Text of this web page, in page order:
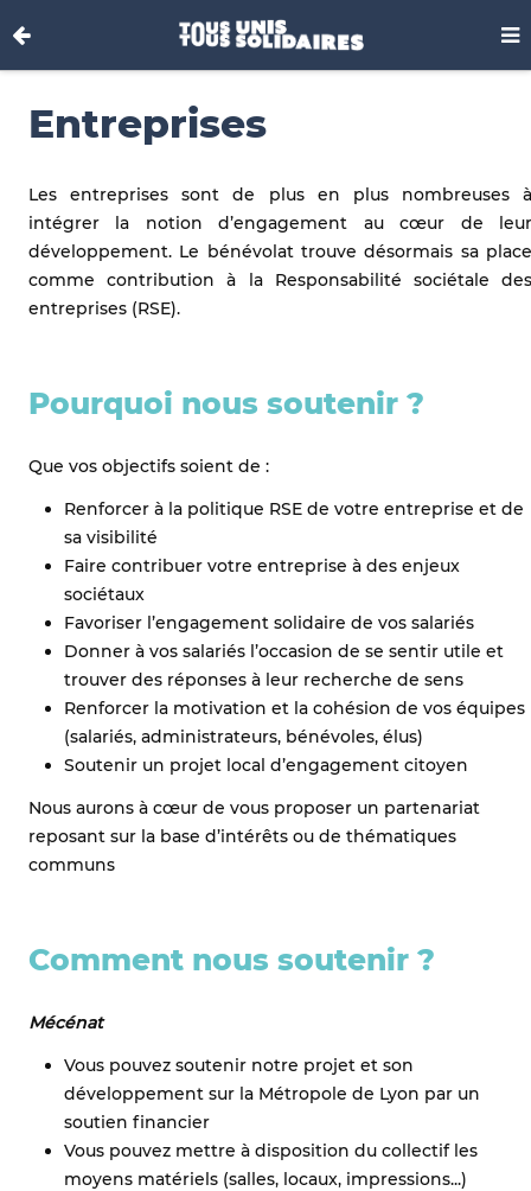
Entreprises
Les entreprises sont de plus en plus nombreuses à
intégrer la notion d’engagement au cœur de leur
développement. Le bénévolat trouve désormais sa place
comme contribution à la Responsabilité sociétale des
entreprises (RSE).
Pourquoi nous soutenir ?
Que vos objectifs soient de :
Renforcer à la politique RSE de votre entreprise et de
sa visibilité
Faire contribuer votre entreprise à des enjeux
sociétaux
Favoriser l’engagement solidaire de vos salariés
Donner à vos salariés l’occasion de se sentir utile et
trouver des réponses à leur recherche de sens
Renforcer la motivation et la cohésion de vos équipes
(salariés, administrateurs, bénévoles, élus)
Soutenir un projet local d’engagement citoyen
Nous aurons à cœur de vous proposer un partenariat
reposant sur la base d’intérêts ou de thématiques
communs
Comment nous soutenir ?
Mécénat
Vous pouvez soutenir notre projet et son
développement sur la Métropole de Lyon par un
soutien financier
Vous pouvez mettre à disposition du collectif les
moyens matériels (salles, locaux, impressions...)